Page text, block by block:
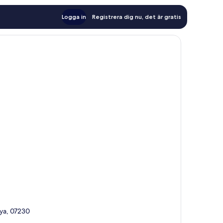
Logga in Registrera dig nu, det är gratis
07230